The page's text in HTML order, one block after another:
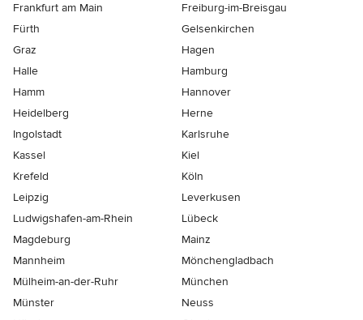
Frankfurt am Main
Freiburg-im-Breisgau
Fürth
Gelsenkirchen
Graz
Hagen
Halle
Hamburg
Hamm
Hannover
Heidelberg
Herne
Ingolstadt
Karlsruhe
Kassel
Kiel
Krefeld
Köln
Leipzig
Leverkusen
Ludwigshafen-am-Rhein
Lübeck
Magdeburg
Mainz
Mannheim
Mönchen­gladbach
Mülheim-an-der-Ruhr
München
Münster
Neuss